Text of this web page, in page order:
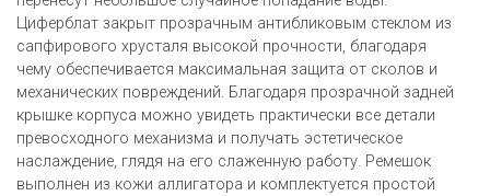
Циферблат закрыт прозрачным антибликовым стеклом из
сапфирового хрусталя высокой прочности, благодаря
чему обеспечивается максимальная защита от сколов и
механических повреждений. Благодаря прозрачной задней
крышке корпуса можно увидеть практически все детали
превосходного механизма и получать эстетическое
наслаждение, глядя на его слаженную работу. Ремешок
выполнен из кожи аллигатора и комплектуется простой